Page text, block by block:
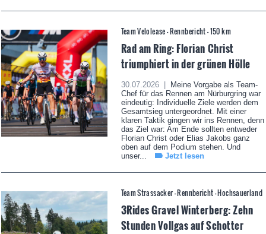
Team Velolease - Rennbericht - 150 km
Rad am Ring: Florian Christ
triumphiert in der grünen Hölle
30.07.2026 |
Meine Vorgabe als Team-
Chef für das Rennen am Nürburgring war
eindeutig: Individuelle Ziele werden dem
Gesamtsieg untergeordnet. Mit einer
klaren Taktik gingen wir ins Rennen, denn
das Ziel war: Am Ende sollten entweder
Florian Christ oder Elias Jakobs ganz
oben auf dem Podium stehen. Und
unser...
Jetzt lesen
Team Strassacker - Rennbericht - Hochsauerland
3Rides Gravel Winterberg: Zehn
Stunden Vollgas auf Schotter